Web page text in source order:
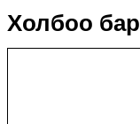
Холбоо